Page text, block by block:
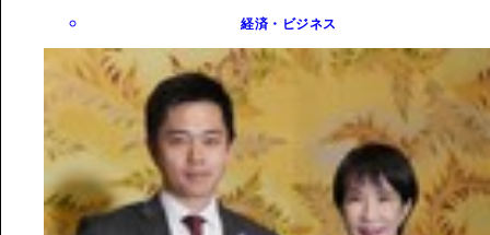
経済・ビジネス